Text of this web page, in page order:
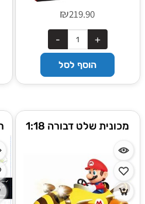
₪219.90
הוסף לסל
מכונית שלט דבורה 1:18